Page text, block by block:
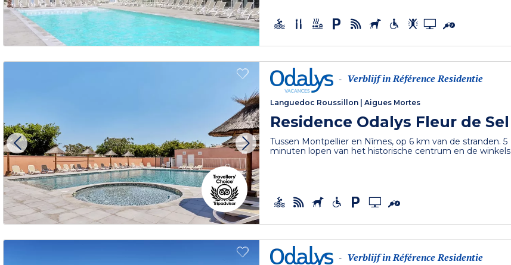
- Verblijf in Référence Residentie
Languedoc Roussillon |Aigues Mortes
Residence Odalys Fleur de Sel
Tussen Montpellier en Nîmes, op 6 km van de stranden. 5
minuten lopen van het historische centrum en de winkels
- Verblijf in Référence Residentie